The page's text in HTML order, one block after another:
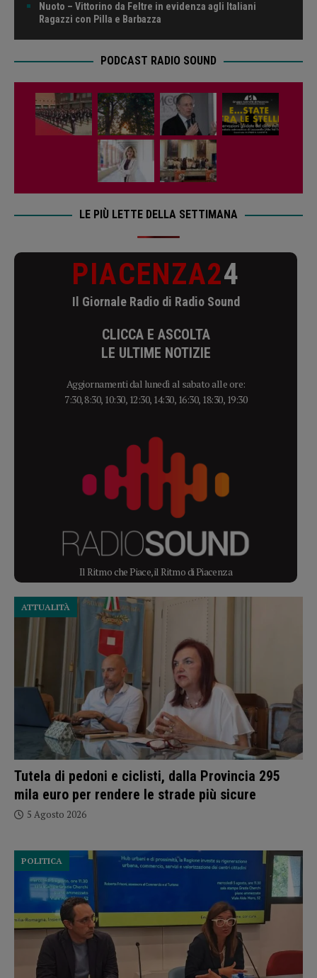
Nuoto – Vittorino da Feltre in evidenza agli Italiani
Ragazzi con Pilla e Barbazza
PODCAST RADIO SOUND
LE PIÙ LETTE DELLA SETTIMANA
PIACENZA24
Il Giornale Radio di Radio Sound
CLICCA E ASCOLTA
LE ULTIME NOTIZIE
Aggiornamenti dal lunedì al sabato alle ore:
7:30, 8:30, 10:30, 12:30, 14:30, 16:30, 18:30, 19:30
Il Ritmo che Piace, il Ritmo di Piacenza
Tutela di pedoni e ciclisti, dalla Provincia 295
mila euro per rendere le strade più sicure
ATTUALITÀ
5 Agosto 2026
POLITICA